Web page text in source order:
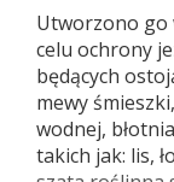
Utworzono go
celu ochrony
będących
mewy
wodnej,
takich jak: lis,